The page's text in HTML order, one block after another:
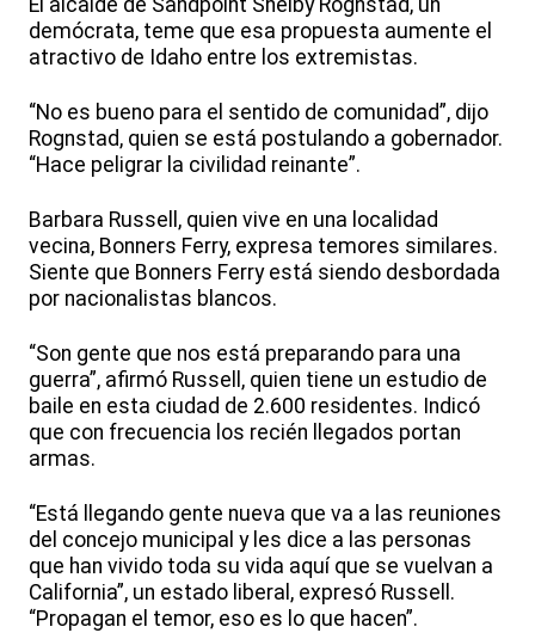
El alcalde de Sandpoint Shelby Rognstad, un
demócrata, teme que esa propuesta aumente el
atractivo de Idaho entre los extremistas.
“No es bueno para el sentido de comunidad”, dijo
Rognstad, quien se está postulando a gobernador.
“Hace peligrar la civilidad reinante”.
Barbara Russell, quien vive en una localidad
vecina, Bonners Ferry, expresa temores similares.
Siente que Bonners Ferry está siendo desbordada
por nacionalistas blancos.
“Son gente que nos está preparando para una
guerra”, afirmó Russell, quien tiene un estudio de
baile en esta ciudad de 2.600 residentes. Indicó
que con frecuencia los recién llegados portan
armas.
“Está llegando gente nueva que va a las reuniones
del concejo municipal y les dice a las personas
que han vivido toda su vida aquí que se vuelvan a
California”, un estado liberal, expresó Russell.
“Propagan el temor, eso es lo que hacen”.